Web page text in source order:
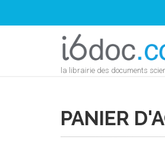
la librairie des documents
PANIER